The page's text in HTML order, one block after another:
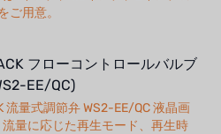
ご用意。
フローコントロールバルブ
EE/QC)
流量式調節弁 WS2-EE/QC 液晶画
量に応じた再生モード、再生時